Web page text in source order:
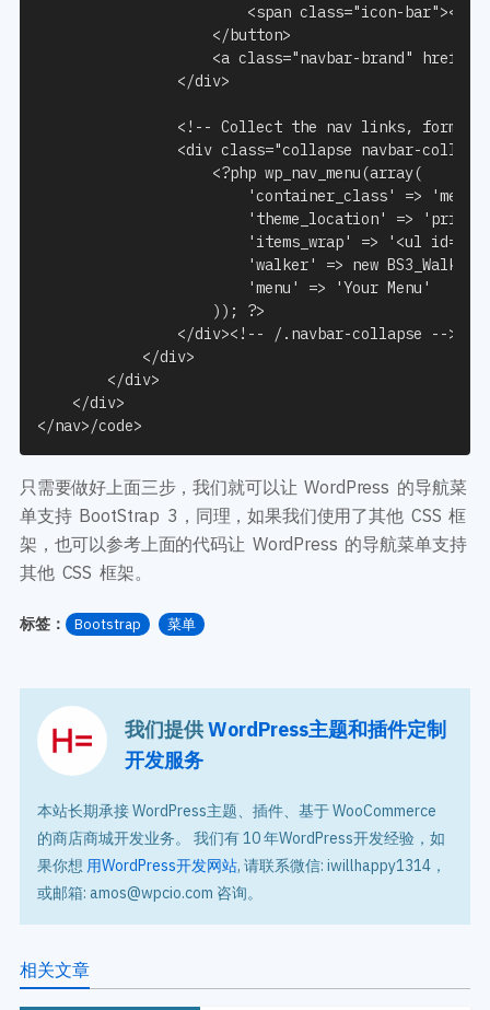
<span class="icon-bar"></
</button>
<a class="navbar-brand" href
</div>
<!-- Collect the nav links, forms,
<div class="collapse navbar-
<?php wp_nav_menu(array(
'container_class'
=>
'theme_location'
=>
'items_wrap'
=>
'<ul
'walker'
=> new
'menu'
=>
'Your Menu'
));
?>
</div><!-- /.navbar-collapse -->
</div>
</div>
</div>
</nav>/code>
只需要做好上面三步，我们就可以让 WordPress 的导航菜
单支持 BootStrap 3，同理，如果我们使用了其他 CSS 框
架，也可以参考上面的代码让 WordPress 的导航菜单支持
其他 CSS 框架。
标签： Bootstrap 菜单
我们提供WordPress主题和插件定制
开发服务
本站长期承接 WordPress主题、插件、基于 WooCommerce
的商店商城开发业务。 我们有 10 年WordPress开发经验，如
果你想 用WordPress开发网站, 请联系微信: iwillhappy1314，
或邮箱: amos@wpcio.com 咨询。
相关文章